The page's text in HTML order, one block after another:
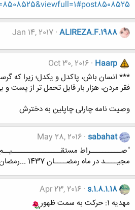
ALIREZA.F.1988
Jan 14, 2017
Haarp
Oct 30, 2016
*** انسان باش، پاکدل و یکدل؛ زیرا که
فقر مردن، هزار بار قابل تحمل تر از
وصیت نامه چارلی چاپلین به دخترش
sabahat
May 28, 2016
"صــــــــــراط
مجیــــد در ماه رمضــــان 1437 ...رمضان مبارک
s.1.8.1.18
Apr 23, 2016
مهدیه 1: حرکت به سمت ظهور